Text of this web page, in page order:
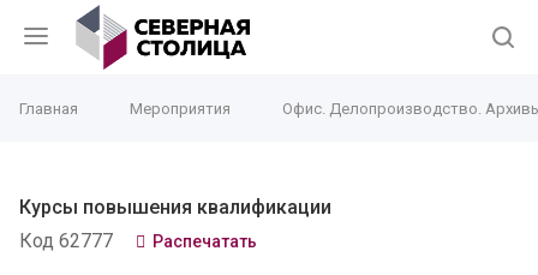
Главная Мероприятия Офис. Делопроизводство.
Курсы повышения квалификации
Код 62777
Распечатать